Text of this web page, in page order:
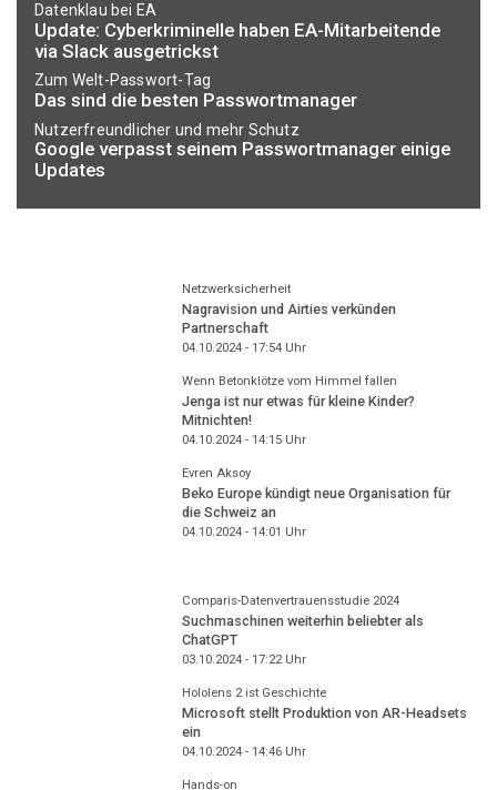
Datenklau bei EA
Update: Cyberkriminelle haben EA-Mitarbeitende
via Slack ausgetrickst
Zum Welt-Passwort-Tag
Das sind die besten Passwortmanager
Nutzerfreundlicher und mehr Schutz
Google verpasst seinem Passwortmanager einige
Updates
Netzwerksicherheit
Nagravision und Airties verkünden
Partnerschaft
04.10.2024 - 17:54Uhr
Wenn Betonklötze vom Himmel fallen
Jenga ist nur etwas für kleine Kinder?
Mitnichten!
04.10.2024 - 14:15Uhr
Evren Aksoy
Beko Europe kündigt neue Organisation für
die Schweiz an
04.10.2024 - 14:01 Uhr
Comparis-Datenvertrauensstudie 2024
Suchmaschinen weiterhin beliebter als
ChatGPT
03.10.2024 - 17:22Uhr
Hololens 2 ist Geschichte
Microsoft stellt Produktion von AR-Headsets
ein
04.10.2024 - 14:46Uhr
Hands-on